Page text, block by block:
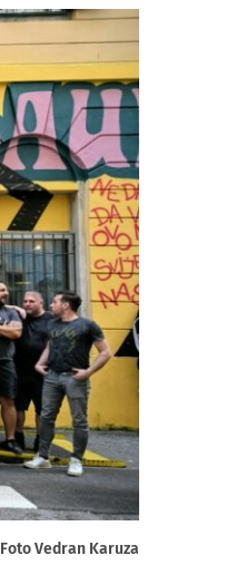
Foto Vedran Karuza